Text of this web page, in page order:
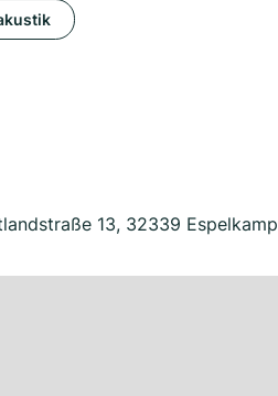
13, 32339 Espelkamp